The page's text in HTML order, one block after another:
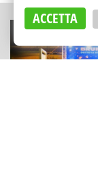
ACCETTA